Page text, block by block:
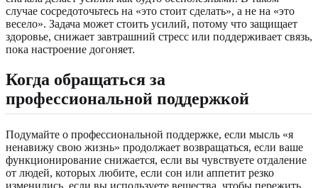
случае сосредоточьтесь на «это стоит сделать», а не на «это
весело». Задача может стоить усилий, потому что защищает
здоровье, снижает завтрашний стресс или поддерживает связь,
пока настроение догоняет.
Когда обращаться за
профессиональной поддержкой
Подумайте о профессиональной поддержке, если мысль «я
ненавижу свою жизнь» продолжает возвращаться, если ваше
функционирование снижается, если вы чувствуете отдаление
от людей, которых любите, если сон или аппетит резко
изменились, если вы используете вещества, чтобы пережить